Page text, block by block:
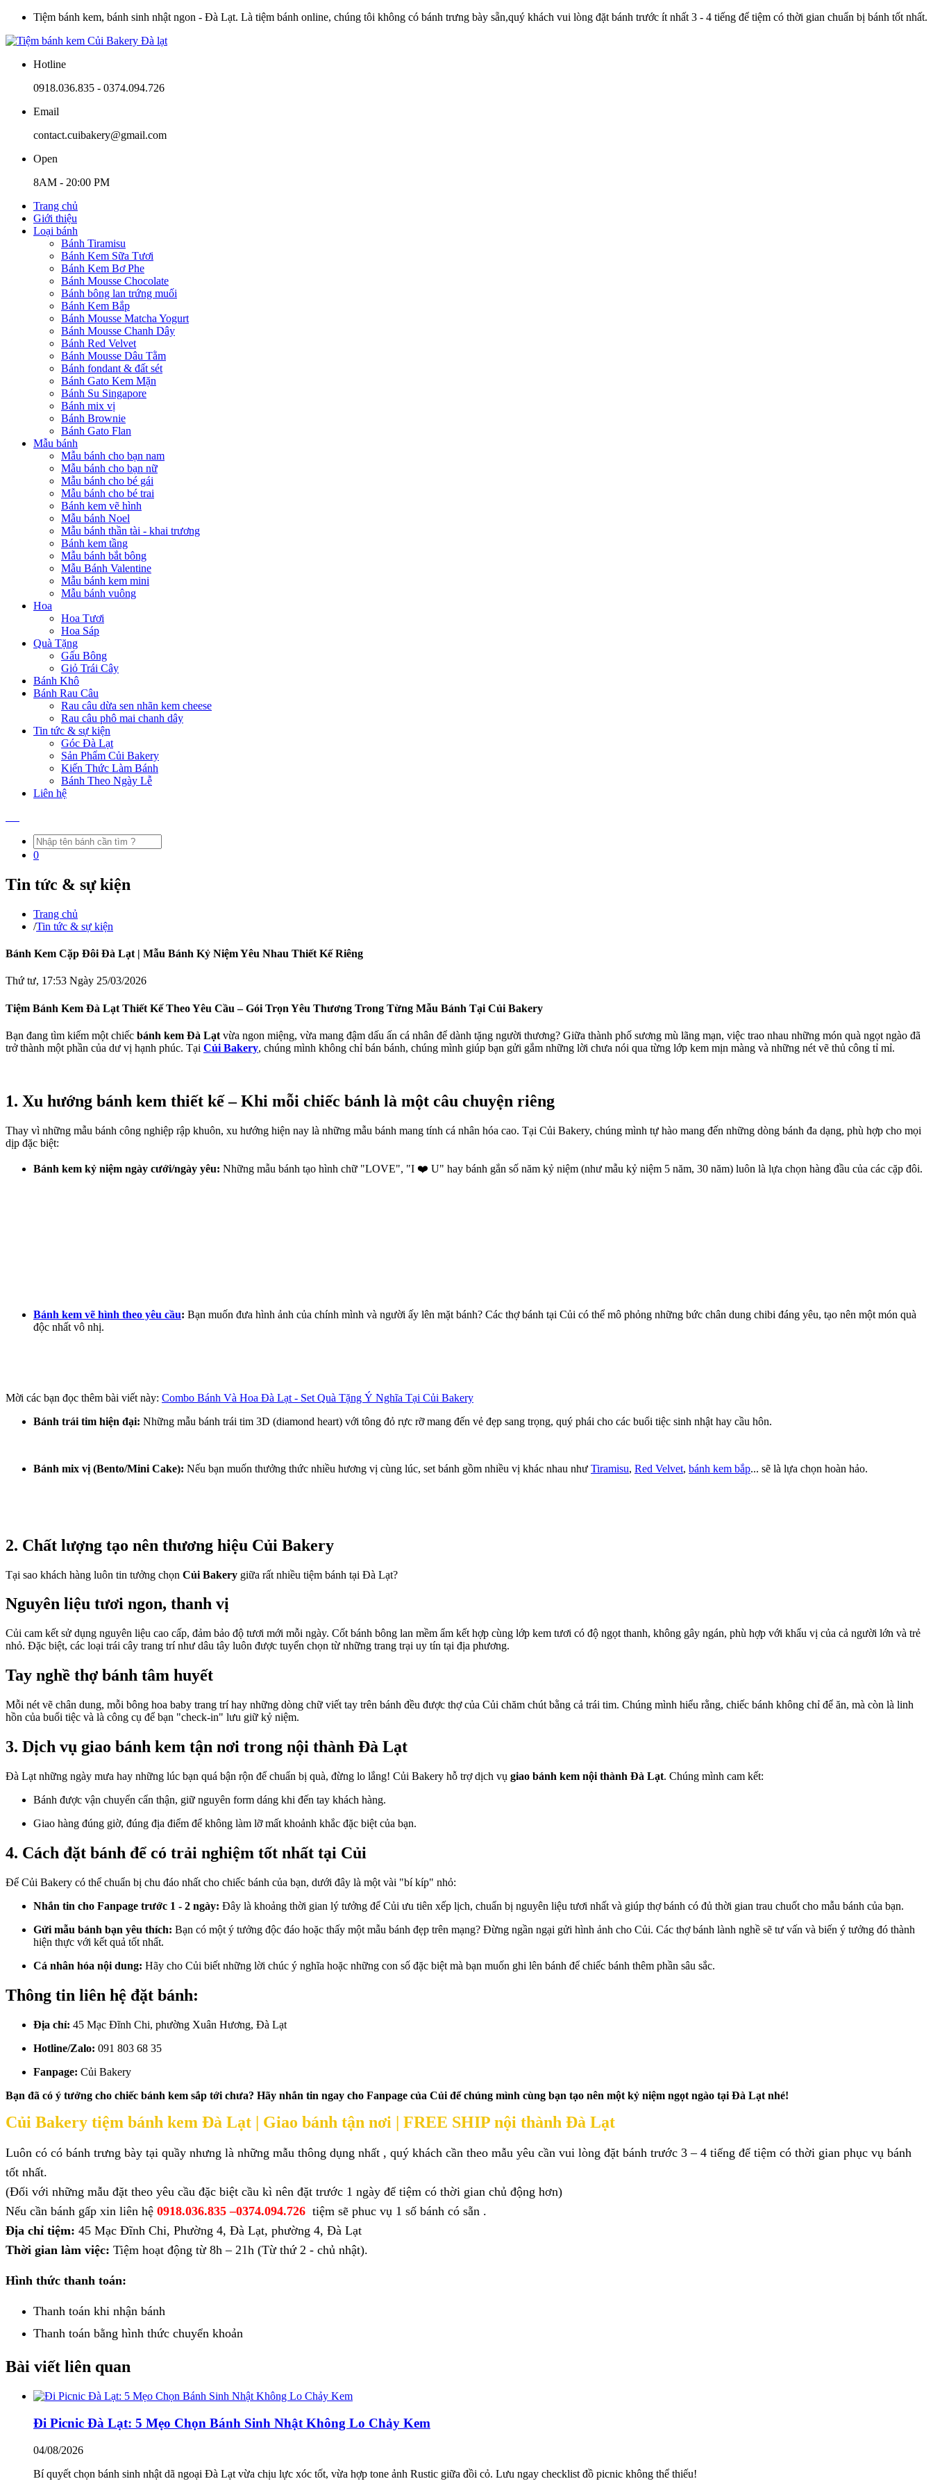
Tiệm bánh kem, bánh sinh nhật ngon - Đà Lạt. Là tiệm bánh online, chúng tôi không có bánh trưng bày sẵn,quý khách vui lòng đặt bánh trước ít nhất 3 - 4 tiếng để tiệm có thời gian chuẩn bị bánh tốt nhất.
Hotline
0918.036.835 - 0374.094.726
Email
contact.cuibakery@gmail.com
Open
8AM - 20:00 PM
Trang chủ
Giới thiệu
Loại bánh
Bánh Tiramisu
Bánh Kem Sữa Tươi
Bánh Kem Bơ Phe
Bánh Mousse Chocolate
Bánh bông lan trứng muối
Bánh Kem Bắp
Bánh Mousse Matcha Yogurt
Bánh Mousse Chanh Dây
Bánh Red Velvet
Bánh Mousse Dâu Tằm
Bánh fondant & đất sét
Bánh Gato Kem Mặn
Bánh Su Singapore
Bánh mix vị
Bánh Brownie
Bánh Gato Flan
Mẫu bánh
Mẫu bánh cho bạn nam
Mẫu bánh cho bạn nữ
Mẫu bánh cho bé gái
Mẫu bánh cho bé trai
Bánh kem vẽ hình
Mẫu bánh Noel
Mẫu bánh thần tài - khai trương
Bánh kem tầng
Mẫu bánh bắt bông
Mẫu Bánh Valentine
Mẫu bánh kem mini
Mẫu bánh vuông
Hoa
Hoa Tươi
Hoa Sáp
Quà Tặng
Gấu Bông
Giỏ Trái Cây
Bánh Khô
Bánh Rau Câu
Rau câu dừa sen nhãn kem cheese
Rau câu phô mai chanh dây
Tin tức & sự kiện
Góc Đà Lạt
Sản Phẩm Củi Bakery
Kiến Thức Làm Bánh
Bánh Theo Ngày Lễ
Liên hệ
0
Tin tức & sự kiện
Trang chủ
/Tin tức & sự kiện
Bánh Kem Cặp Đôi Đà Lạt | Mẫu Bánh Kỷ Niệm Yêu Nhau Thiết Kế Riêng
Thứ tư, 17:53 Ngày 25/03/2026
Tiệm Bánh Kem Đà Lạt Thiết Kế Theo Yêu Cầu – Gói Trọn Yêu Thương Trong Từng Mẫu Bánh Tại Củi Bakery
Bạn đang tìm kiếm một chiếc bánh kem Đà Lạt vừa ngon miệng, vừa mang đậm dấu ấn cá nhân để dành tặng người thương? Giữa thành phố sương mù lãng mạn, việc trao nhau những món quà ngọt ngào đã
trở thành một phần của dư vị hạnh phúc. Tại Củi Bakery, chúng mình không chỉ bán bánh, chúng mình giúp bạn gửi gắm những lời chưa nói qua từng lớp kem mịn màng và những nét vẽ thủ công tỉ mỉ.
1. Xu hướng bánh kem thiết kế – Khi mỗi chiếc bánh là một câu chuyện riêng
Thay vì những mẫu bánh công nghiệp rập khuôn, xu hướng hiện nay là những mẫu bánh mang tính cá nhân hóa cao. Tại Củi Bakery, chúng mình tự hào mang đến những dòng bánh đa dạng, phù hợp cho mọi
dịp đặc biệt:
Bánh kem kỷ niệm ngày cưới/ngày yêu: Những mẫu bánh tạo hình chữ "LOVE", "I ❤️ U" hay bánh gắn số năm kỷ niệm (như mẫu kỷ niệm 5 năm, 30 năm) luôn là lựa chọn hàng đầu của các cặp đôi.
Bánh kem vẽ hình theo yêu cầu: Bạn muốn đưa hình ảnh của chính mình và người ấy lên mặt bánh? Các thợ bánh tại Củi có thể mô phỏng những bức chân dung chibi đáng yêu, tạo nên một món quà
độc nhất vô nhị.
Mời các bạn đọc thêm bài viết này: Combo Bánh Và Hoa Đà Lạt - Set Quà Tặng Ý Nghĩa Tại Củi Bakery
Bánh trái tim hiện đại: Những mẫu bánh trái tim 3D (diamond heart) với tông đỏ rực rỡ mang đến vẻ đẹp sang trọng, quý phái cho các buổi tiệc sinh nhật hay cầu hôn.
Bánh mix vị (Bento/Mini Cake): Nếu bạn muốn thưởng thức nhiều hương vị cùng lúc, set bánh gồm nhiều vị khác nhau như Tiramisu, Red Velvet, bánh kem bắp... sẽ là lựa chọn hoàn hảo.
2. Chất lượng tạo nên thương hiệu Củi Bakery
Tại sao khách hàng luôn tin tưởng chọn Củi Bakery giữa rất nhiều tiệm bánh tại Đà Lạt?
Nguyên liệu tươi ngon, thanh vị
Củi cam kết sử dụng nguyên liệu cao cấp, đảm bảo độ tươi mới mỗi ngày. Cốt bánh bông lan mềm ẩm kết hợp cùng lớp kem tươi có độ ngọt thanh, không gây ngán, phù hợp với khẩu vị của cả người lớn và trẻ
nhỏ. Đặc biệt, các loại trái cây trang trí như dâu tây luôn được tuyển chọn từ những trang trại uy tín tại địa phương.
Tay nghề thợ bánh tâm huyết
Mỗi nét vẽ chân dung, mỗi bông hoa baby trang trí hay những dòng chữ viết tay trên bánh đều được thợ của Củi chăm chút bằng cả trái tim. Chúng mình hiểu rằng, chiếc bánh không chỉ để ăn, mà còn là linh
hồn của buổi tiệc và là công cụ để bạn "check-in" lưu giữ kỷ niệm.
3. Dịch vụ giao bánh kem tận nơi trong nội thành Đà Lạt
Đà Lạt những ngày mưa hay những lúc bạn quá bận rộn để chuẩn bị quà, đừng lo lắng! Củi Bakery hỗ trợ dịch vụ giao bánh kem nội thành Đà Lạt. Chúng mình cam kết:
Bánh được vận chuyển cẩn thận, giữ nguyên form dáng khi đến tay khách hàng.
Giao hàng đúng giờ, đúng địa điểm để không làm lỡ mất khoảnh khắc đặc biệt của bạn.
4. Cách đặt bánh để có trải nghiệm tốt nhất tại Củi
Để Củi Bakery có thể chuẩn bị chu đáo nhất cho chiếc bánh của bạn, dưới đây là một vài "bí kíp" nhỏ:
Nhắn tin cho Fanpage trước 1 - 2 ngày: Đây là khoảng thời gian lý tưởng để Củi ưu tiên xếp lịch, chuẩn bị nguyên liệu tươi nhất và giúp thợ bánh có đủ thời gian trau chuốt cho mẫu bánh của bạn.
Gửi mẫu bánh bạn yêu thích: Bạn có một ý tưởng độc đáo hoặc thấy một mẫu bánh đẹp trên mạng? Đừng ngần ngại gửi hình ảnh cho Củi. Các thợ bánh lành nghề sẽ tư vấn và biến ý tưởng đó thành
hiện thực với kết quả tốt nhất.
Cá nhân hóa nội dung: Hãy cho Củi biết những lời chúc ý nghĩa hoặc những con số đặc biệt mà bạn muốn ghi lên bánh để chiếc bánh thêm phần sâu sắc.
Thông tin liên hệ đặt bánh:
Địa chỉ: 45 Mạc Đĩnh Chi, phường Xuân Hương, Đà Lạt
Hotline/Zalo: 091 803 68 35
Fanpage: Củi Bakery
Bạn đã có ý tưởng cho chiếc bánh kem sắp tới chưa? Hãy nhắn tin ngay cho Fanpage của Củi để chúng mình cùng bạn tạo nên một kỷ niệm ngọt ngào tại Đà Lạt nhé!
Củi Bakery tiệm bánh kem Đà Lạt | Giao bánh tận nơi | FREE SHIP nội thành Đà Lạt
Luôn có có bánh trưng bày tại quầy nhưng là những mẫu thông dụng nhất , quý khách cần theo mẫu yêu cần vui lòng đặt bánh trước 3 – 4 tiếng để tiệm có thời gian phục vụ bánh
tốt nhất.
(Đối với những mẫu đặt theo yêu cầu đặc biệt cầu kì nên đặt trước 1 ngày để tiệm có thời gian chủ động hơn)
Nếu cần bánh gấp xin liên hệ 0918.036.835 –0374.094.726 tiệm sẽ phuc vụ 1 số bánh có sẵn .
Địa chỉ tiệm: 45 Mạc Đĩnh Chi, Phường 4, Đà Lạt, phường 4, Đà Lạt
Thời gian làm việc: Tiệm hoạt động từ 8h – 21h (Từ thứ 2 - chủ nhật).
Hình thức thanh toán:
Thanh toán khi nhận bánh
Thanh toán bằng hình thức chuyển khoản
Bài viết liên quan
Đi Picnic Đà Lạt: 5 Mẹo Chọn Bánh Sinh Nhật Không Lo Chảy Kem
04/08/2026
Bí quyết chọn bánh sinh nhật dã ngoại Đà Lạt vừa chịu lực xóc tốt, vừa hợp tone ảnh Rustic giữa đồi cỏ. Lưu ngay checklist đồ picnic không thể thiếu!